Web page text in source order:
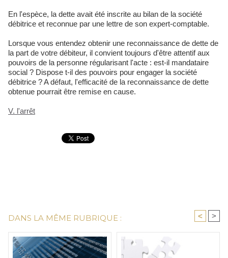
En l'espèce, la dette avait été inscrite au bilan de la société
débitrice et reconnue par une lettre de son expert-comptable.
Lorsque vous entendez obtenir une reconnaissance de dette de
la part de votre débiteur, il convient toujours d'être attentif aux
pouvoirs de la personne régularisant l'acte : est-il mandataire
social ? Dispose t-il des pouvoirs pour engager la société
débitrice ? A défaut, l'efficacité de la reconnaissance de dette
obtenue pourrait être remise en cause.
V. l'arrêt
DANS LA MÊME RUBRIQUE : < >